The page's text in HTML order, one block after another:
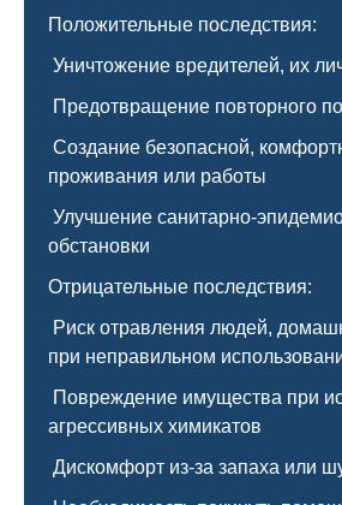
Положительные последствия:
Уничтожение вредителей, их
Предотвращение повторного
Создание безопасной,
проживания или работы
Улучшение санитарно-
обстановки
Отрицательные последствия:
Риск отравления людей,
при неправильном
Повреждение имущества при
агрессивных химикатов
Дискомфорт из-за запаха или